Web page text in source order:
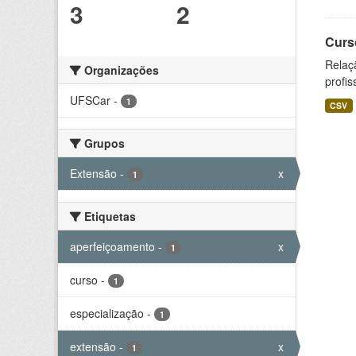
3 2
Organizações
UFSCar - 1
Grupos
Extensão - 1 x
Etiquetas
aperfeiçoamento - 1 x
curso - 1
especialização - 1
extensão - 1 x
CSV